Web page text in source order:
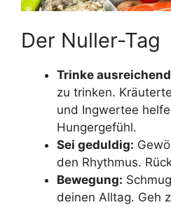
Der Nuller-Tag
Trinke
zu trinken.
und Ingwertee
Hungergefühl.
Sei geduldig:
den Rhythmus.
Bewegung:
deinen Alltag. Geh